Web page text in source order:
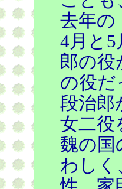
去年の
4月と
郎の役
の役だ
段治郎
女二役
魏の国
わしく